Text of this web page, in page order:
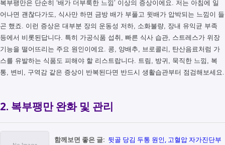
복부팽만은 단순히 ‘배가 더부룩한 느낌’ 이상의 증상이에요. 저는 아침에 일
어나면 괜찮다가도, 식사만 하면 금방 배가 부풀고 윗배가 압박되는 느낌이 들
곤 했죠. 이런 증상은 대부분 장의 운동성 저하, 소화불량, 장내 유익균 부족
등에서 비롯된답니다. 특히 가공식품 섭취, 빠른 식사 습관, 스트레스가 위장
기능을 떨어뜨리는 주요 원인이에요. 콩, 양배추, 브로콜리, 탄산음료처럼 가
스를 유발하는 식품도 피해야 할 리스트랍니다. 트림, 방귀, 묵직한 느낌, 복
통, 변비, 구역감 같은 증상이 반복된다면 반드시 생활습관부터 점검해보세요.
2. 복부팽만 완화 및 관리
함께보면 좋은 글: 뒷골 당김 두통 원인, 고혈압 자가진단부